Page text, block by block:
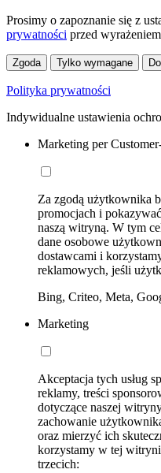
Prosimy o zapoznanie się z
prywatności przed
Zgoda Tylko wymagane
Polityka prywatności
Indywidualne ustawienia
Marketing per
Za zgodą użytkownika
promocjach i
naszą witryną. W tym
dane osobowe
dostawcami i
reklamowych, jeśli
Bing, Criteo, Meta,
Marketing
Akceptacja tych usług
reklamy, treści
dotyczące naszej
zachowanie
oraz mierzyć ich
korzystamy w tej
trzecich: